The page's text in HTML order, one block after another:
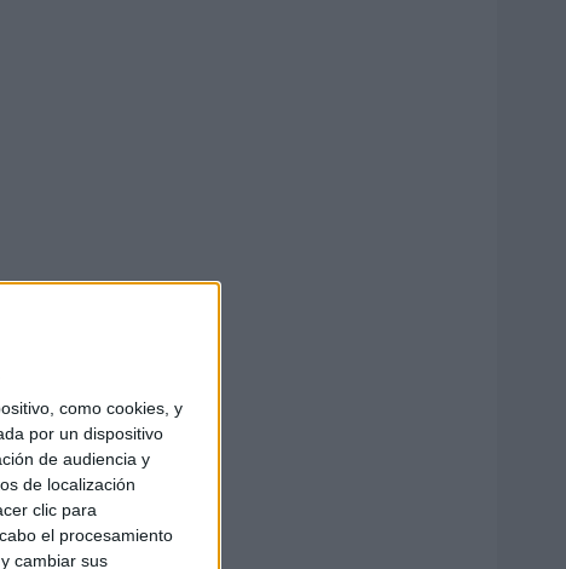
como cookies, y
por un dispositivo
de audiencia y
de localización
clic para
el procesamiento
cambiar sus